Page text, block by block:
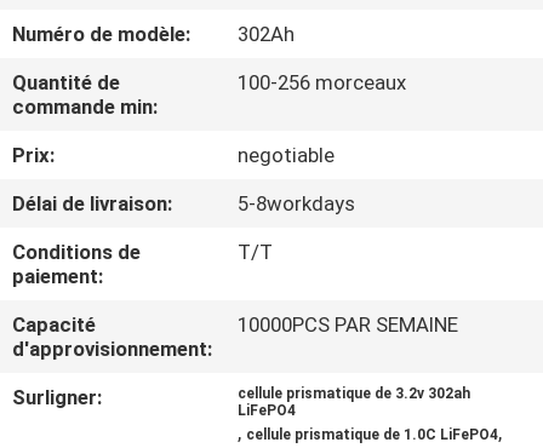
VISITE
D'USINE
CONTRÔLE
DE
QUALITÉ
CONTACTEZ-
NOUS
Numéro de modèle:
302Ah
Quantité de
commande min:
100-256 morceaux
Prix:
negotiable
Délai de livraison:
5-8workdays
Conditions de
paiement:
T/T
Capacité
d'approvisionnement:
10000PCS PAR SEMAINE
Surligner:
cellule prismatique de 3.2v 302ah
LiFePO4
, cellule prismatique de 1.0C LiFePO4,